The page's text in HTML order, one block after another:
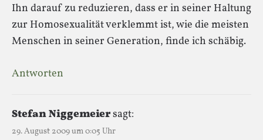
Ihn darauf zu reduzieren, dass er in seiner Haltung
zur Homosexualität verklemmt ist, wie die meisten
Menschen in seiner Generation, finde ich schäbig.
Antworten
Stefan Niggemeiersagt:
29. August 2009 um 0:05 Uhr